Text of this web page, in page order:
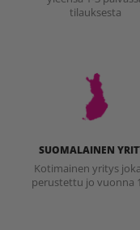
tilauksesta
SUOMALAINEN
Kotimainen yritys
perustettu jo vuonna